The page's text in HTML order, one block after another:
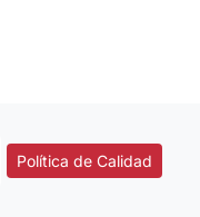
Política de Calidad